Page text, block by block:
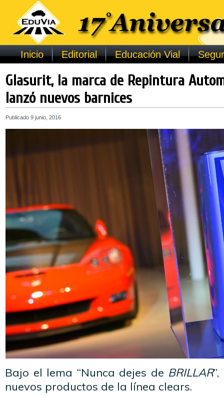
Inicio Editorial Educación Vial
Glasurit, la marca de Repintura
lanzó nuevos barnices
Publicado 9 junio, 2016
Bajo el lema “Nunca dejes de BRILLAR
nuevos productos de la línea clears.